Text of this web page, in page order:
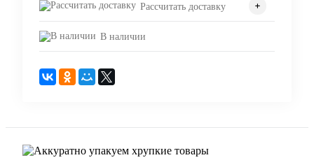
Рассчитать доставку
В наличии